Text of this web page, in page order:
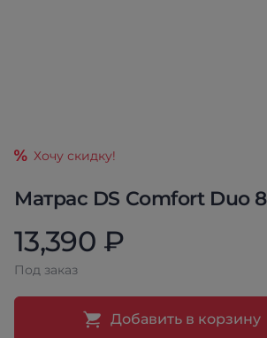
Матрас DS Comfort Duo
Хочу скидку!
13,390 ₽
Под заказ
Добавить в корзину